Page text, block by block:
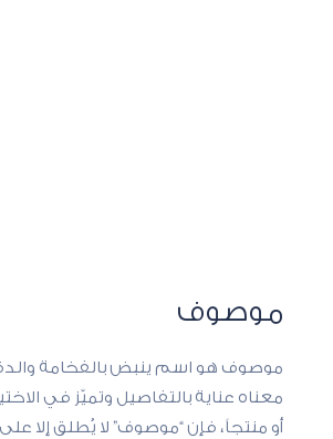
موصوف
موصوف هو اسم ينبض بالفخامة
معناه عناية بالتفاصيل وتميّز في
أو منتجاً، فإن “موصوف” لا يُطلق إلا